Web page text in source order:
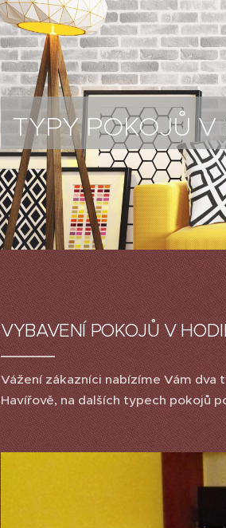
TYPY POKOJŮ
VYBAVENÍ POKOJŮ V
Vážení zákazníci nabízíme Vám
Havířově, na dalších typech pokojů